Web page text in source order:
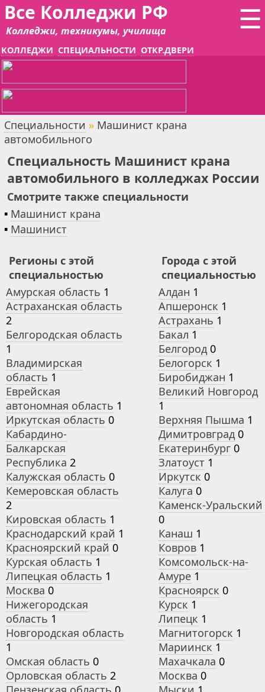
☰
Все Колледжи РФ
Колледжи, техникумы, училища
КОЛЛЕДЖИ СПЕЦИАЛЬНОСТИ ОТКР.ДВЕРИ
Специальности » Машинист крана
автомобильного
Специальность Машинист крана
автомобильного в колледжах России
Смотрите также специальности
▪ Машинист крана
▪ Машинист
Регионы с этой
специальностью
Амурская область 1
Астраханская область
2
Белгородская область
1
Владимирская
область 1
Еврейская
автономная область 1
Иркутская область 0
Кабардино-
Балкарская
Республика 2
Калужская область 0
Кемеровская область
2
Кировская область 1
Краснодарский край 1
Красноярский край 0
Курская область 1
Липецкая область 1
Москва 0
Нижегородская
область 1
Новгородская область
1
Омская область 0
Орловская область 2
Города с этой
специальностью
Алдан 1
Апшеронск 1
Астрахань 1
Бакал 1
Белгород 0
Белогорск 1
Биробиджан 1
Великий Новгород
1
Верхняя Пышма 1
Димитровград 0
Екатеринбург 0
Златоуст 1
Иркутск 0
Калуга 0
Каменск-Уральский
0
Канаш 1
Ковров 1
Комсомольск-на-
Амуре 1
Красноярск 0
Курск 1
Липецк 1
Магнитогорск 1
Мариинск 1
Махачкала 0
Москва 0